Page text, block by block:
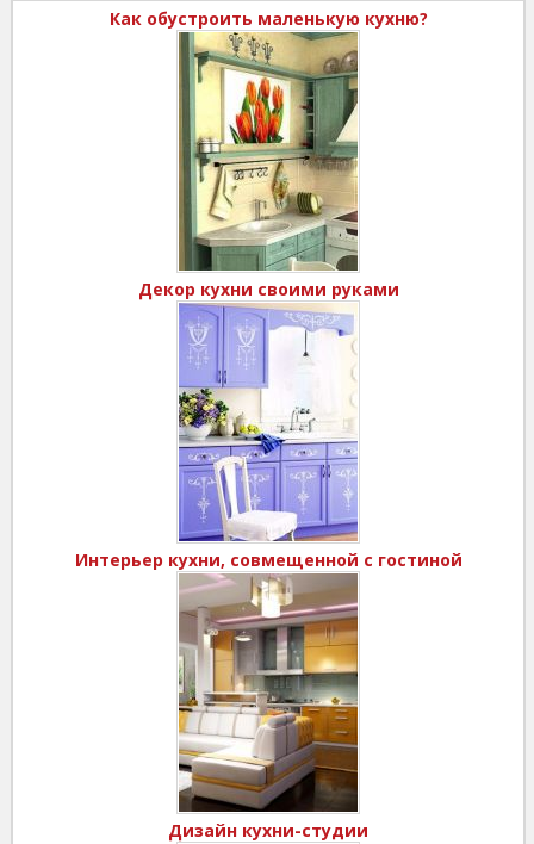
Как обустроить маленькую кухню?
Декор кухни своими руками
Интерьер кухни, совмещенной с гостиной
Дизайн кухни-студии